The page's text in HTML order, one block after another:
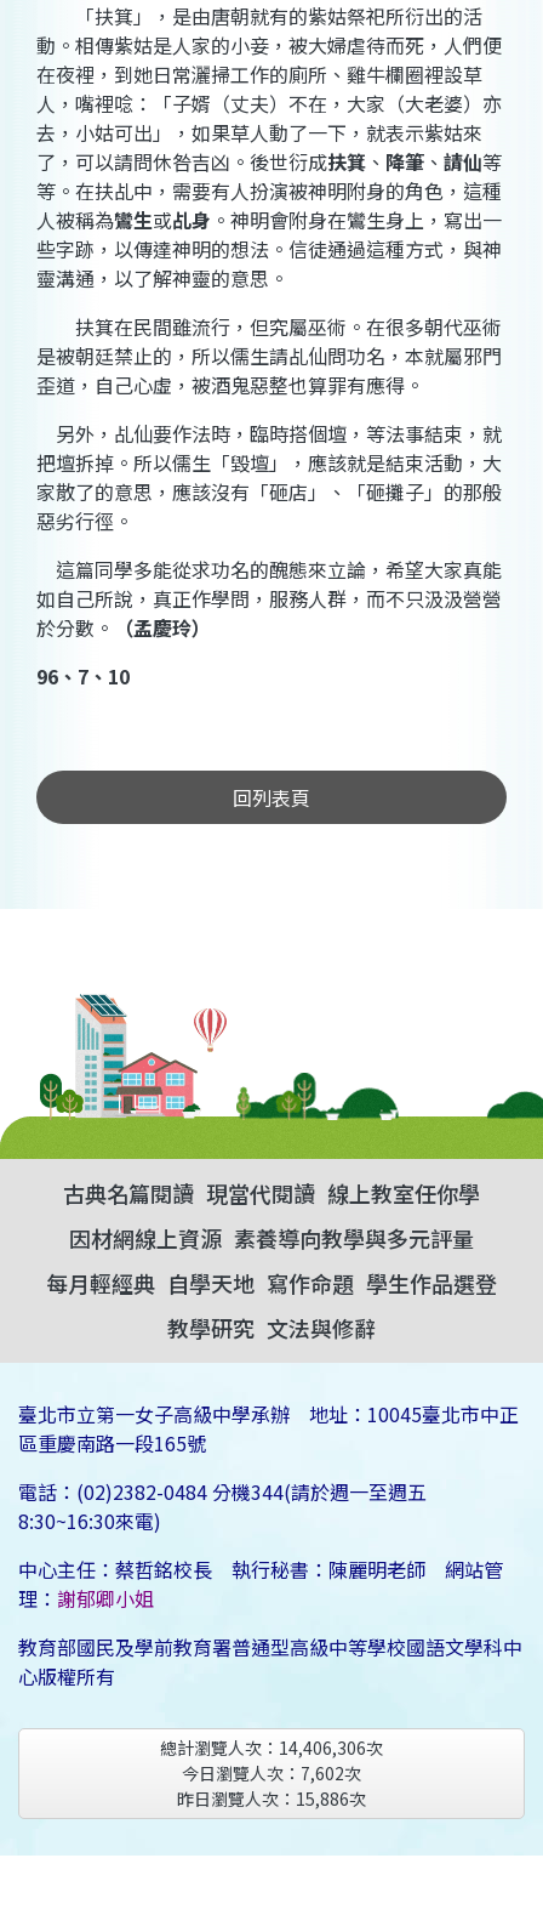
「扶箕」，是由唐朝就有的紫姑祭祀所衍出的活
動。相傳紫姑是人家的小妾，被大婦虐待而死，人們便
在夜裡，到她日常灑掃工作的廁所、雞牛欄圈裡設草
人，嘴裡唸：「子婿（丈夫）不在，大家（大老婆）亦
去，小姑可出」，如果草人動了一下，就表示紫姑來
了，可以請問休咎吉凶。後世衍成扶箕 、 降筆 、 請仙等
等。在扶乩中，需要有人扮演被神明附身的角色，這種
人被稱為鸞生或乩身 。神明會附身在鸞生身上，寫出一
些字跡，以傳達神明的想法。信徒通過這種方式，與神
靈溝通，以了解神靈的意思。
扶箕在民間雖流行，但究屬巫術。在很多朝代巫術
是被朝廷禁止的，所以儒生請乩仙問功名，本就屬邪門
歪道，自己心虛，被酒鬼惡整也算罪有應得。
另外，乩仙要作法時，臨時搭個壇，等法事結束，就
把壇拆掉。所以儒生「毀壇」，應該就是結束活動，大
家散了的意思，應該沒有「砸店」、「砸攤子」的那般
惡劣行徑。
這篇同學多能從求功名的醜態來立論，希望大家真能
如自己所說，真正作學問，服務人群，而不只汲汲營營
於分數。
（孟慶玲）
96、 7 、 10
回列表頁
古典名篇閱讀 現當代閱讀 線上教室任你學
因材網線上資源 素養導向教學與多元評量
每月輕經典 自學天地 寫作命題 學生作品選登
教學研究 文法與修辭
臺北市立第一女子高級中學承辦 地址：10045臺北市中正
區重慶南路一段165號
電話：(02)2382-0484 分機344(請於週一至週五
8:30~16:30來電)
中心主任：蔡哲銘校長 執行秘書：陳麗明老師 網站管
理： 謝郁卿小姐
教育部國民及學前教育署普通型高級中等學校國語文學科中
心版權所有
總計瀏覽人次： 14,406,306次
今日瀏覽人次： 7,602次
昨日瀏覽人次： 15,886次